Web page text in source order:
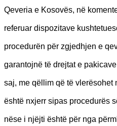
Qeveria e Kosovës, në
referuar dispozitave
procedurën për zgjedhjen e
garantojnë të drejtat e
saj, me qëllim që të vlerësohet
është nxjerr sipas procedurës
nëse i njëjti është për nga